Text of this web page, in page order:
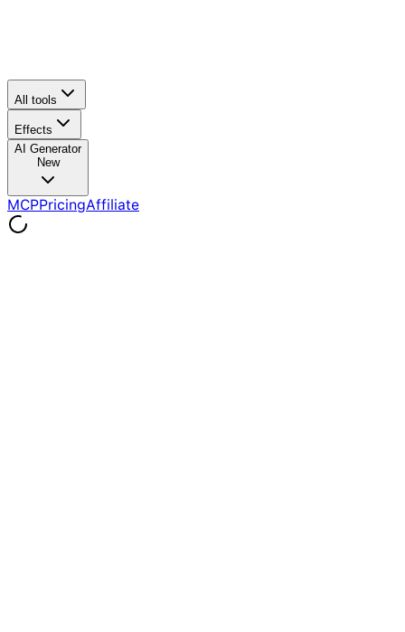
All tools
Effects
AI Generator
New
MCPPricingAffiliate